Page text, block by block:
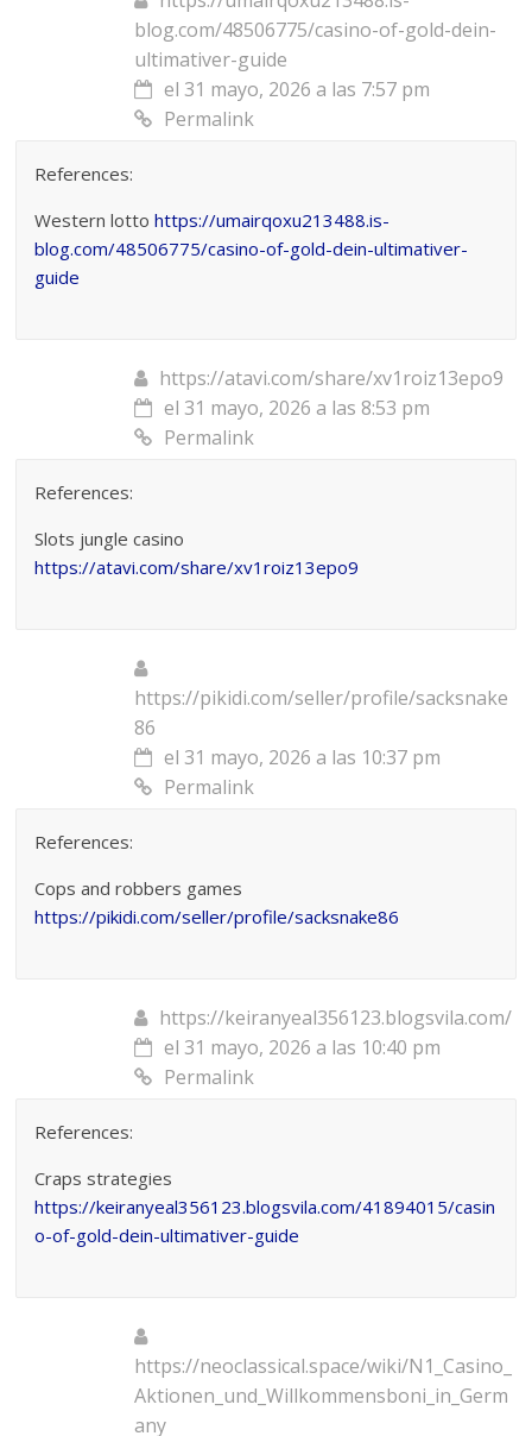
blog.com/48506775/casino-of-gold-dein-
ultimativer-guide
el 31 mayo, 2026 a las 7:57 pm
Permalink
References:
Western lottohttps://umairqoxu213488.is-
blog.com/48506775/casino-of-gold-dein-ultimativer-
guide
https://atavi.com/share/xv1roiz13epo9
el 31 mayo, 2026 a las 8:53 pm
Permalink
References:
Slots jungle casino
https://atavi.com/share/xv1roiz13epo9
https://pikidi.com/seller/profile/sacksnake
86
el 31 mayo, 2026 a las 10:37 pm
Permalink
References:
Cops and robbers games
https://pikidi.com/seller/profile/sacksnake86
https://keiranyeal356123.blogsvila.com/
el 31 mayo, 2026 a las 10:40 pm
Permalink
References:
Craps strategies
https://keiranyeal356123.blogsvila.com/41894015/casin
o-of-gold-dein-ultimativer-guide
https://neoclassical.space/wiki/N1_Casino_
Aktionen_und_Willkommensboni_in_Germ
any